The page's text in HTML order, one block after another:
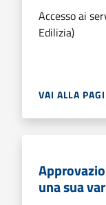
Accesso ai
Edilizia)
VAI ALLA
una sua